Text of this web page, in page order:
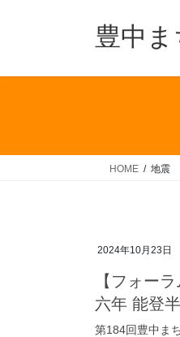
豊中
HOME 地震
2024年10月23日
【フォー
六年 能登
第184回豊中ま